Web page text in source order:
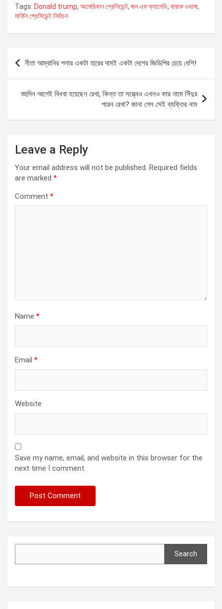
Tags: Donald trump, আমেরিকান প্রেসিডেন্ট, জন এফ ক্যানেডি, বারাক ওবামা,
মার্কিন প্রেসিডেন্ট নির্বাচন
Post
navigation
নীতা আম্বানির গলার একটা হারের দামই একটা দেশের জিডিপির চেয়ে বেশি!
বহুদিন আগেই বিধবা হয়েছেন রেখা, কিন্ত তা সত্ত্বেও এখনও কার নামে সিঁদুর
পরেন রেখা? জানা গেল সেই ব্যক্তির নাম
Leave a Reply
Your email address will not be published. Required fields
are marked *
Comment *
Name *
Email *
Website
Save my name, email, and website in this browser for the
next time I comment.
Search